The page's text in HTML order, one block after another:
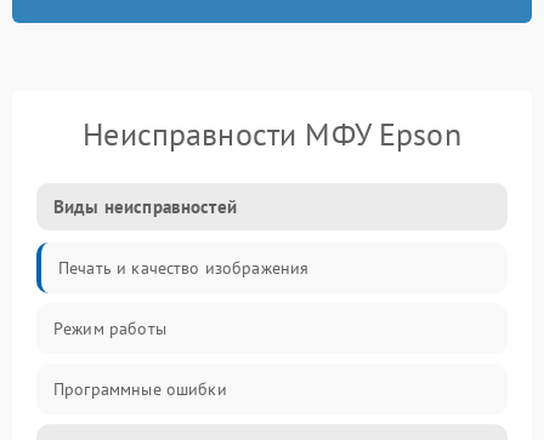
Неисправности МФУ Epson
Виды неисправностей
Печать и качество изображения
Режим работы
Программные ошибки